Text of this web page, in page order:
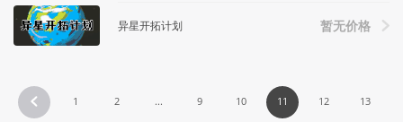
异星开拓计划 暂无价格
1 2 ... 9 10 11 12 13